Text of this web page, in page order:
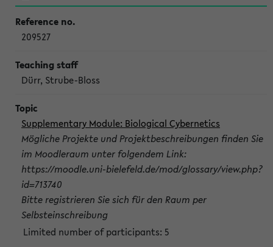
209527
Dürr, Strube-Bloss
Supplementary Module: Biological Cybernetics
Mögliche Projekte und Projektbeschreibungen finden Sie
im Moodleraum unter folgendem Link:
https://moodle.uni-bielefeld.de/mod/glossary/view.php?
id=713740
Bitte registrieren Sie sich für den Raum per
Selbsteinschreibung
Limited number of participants: 5